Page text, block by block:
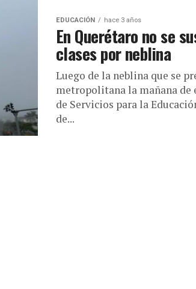
EDUCACIÓN hace 3 años
En Querétaro no se
clases por neblina
Luego de la neblina que se
metropolitana la mañana de
de Servicios para la
de...